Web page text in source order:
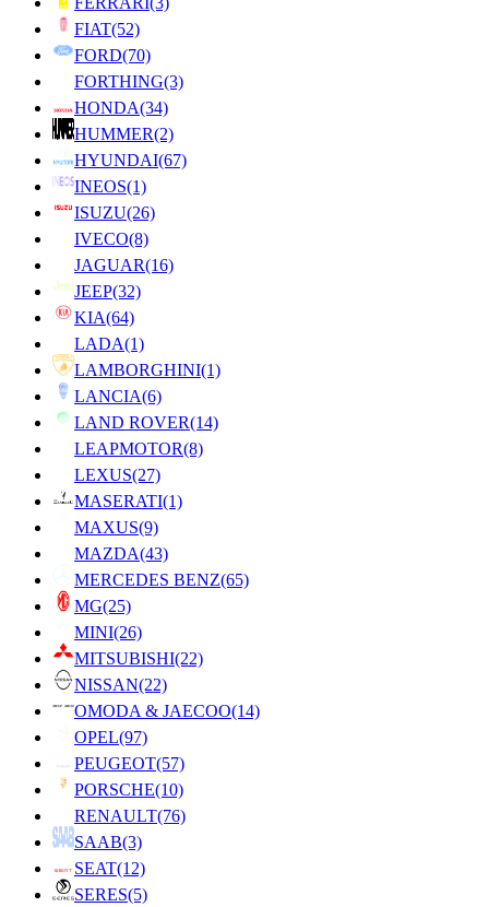
FIAT(52)
FORD(70)
FORTHING(3)
HONDA(34)
HUMMER(2)
HYUNDAI(67)
INEOS(1)
ISUZU(26)
IVECO(8)
JAGUAR(16)
JEEP(32)
KIA(64)
LADA(1)
LAMBORGHINI(1)
LANCIA(6)
LAND ROVER(14)
LEAPMOTOR(8)
LEXUS(27)
MASERATI(1)
MAXUS(9)
MAZDA(43)
MERCEDES BENZ(65)
MG(25)
MINI(26)
MITSUBISHI(22)
NISSAN(22)
OMODA & JAECOO(14)
OPEL(97)
PEUGEOT(57)
PORSCHE(10)
RENAULT(76)
SAAB(3)
SEAT(12)
SERES(5)